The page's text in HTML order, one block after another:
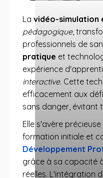
La vidéo-simulation
pédagogique,
professionnels de
pratique et
expérience
interactive. Cette
efficacement aux
sans danger, évitant
Elle s'avère
formation initiale et
Développement
grâce à sa capacité
réelles. L'intégration